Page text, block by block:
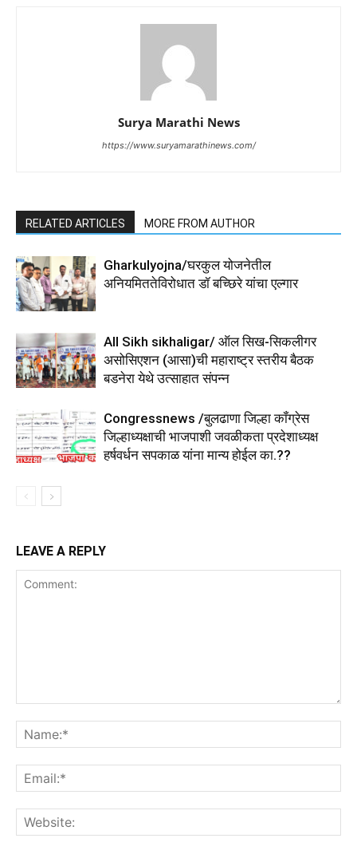
Surya Marathi News
https://www.suryamarathinews.com/
RELATED ARTICLES MORE FROM AUTHOR
Gharkulyojna/घरकुल योजनेतील
अनियमिततेविरोधात डॉ बच्छिरे यांचा एल्गार
All Sikh sikhaligar/ ऑल सिख-सिकलीगर
असोसिएशन (आसा)ची महाराष्ट्र स्तरीय बैठक
बडनेरा येथे उत्साहात संपन्न
Congressnews /बुलढाणा जिल्हा कॉंग्रेस
जिल्हाध्यक्षाची भाजपाशी जवळीकता प्रदेशाध्यक्ष
हर्षवर्धन सपकाळ यांना मान्य होईल का.??
LEAVE A REPLY